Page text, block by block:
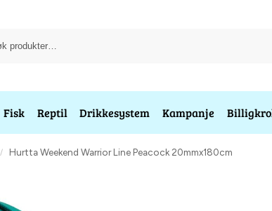
Fisk Reptil Drikkesystem Kampanje
/ Hurtta Weekend Warrior Line Peacock 20mmx180cm